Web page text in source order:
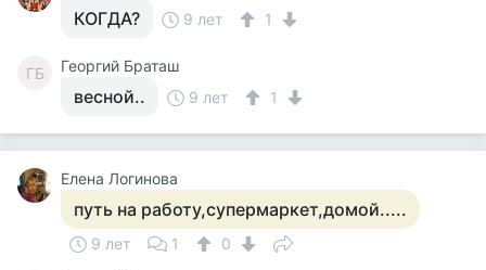
КОГДА? 9 лет 1
ГБ Георгий Браташ
весной.. 9 лет 1
Елена Логинова
путь на работу,супермаркет,домой.....
9 лет 1 0